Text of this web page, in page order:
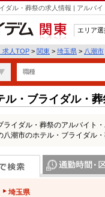
ダル・葬祭の求人情報 | アルバ
関東
エリア選
求人TOP > 関東 > 埼玉県 > 八潮市
職種
ル・ブライダル・
ライダル・葬祭のアルバイト
潮市のホテル・ブライダル
埼玉県